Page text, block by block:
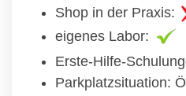
Shop in der Praxis:
eigenes Labor:
Erste-Hilfe-
Parkplatzsituation: